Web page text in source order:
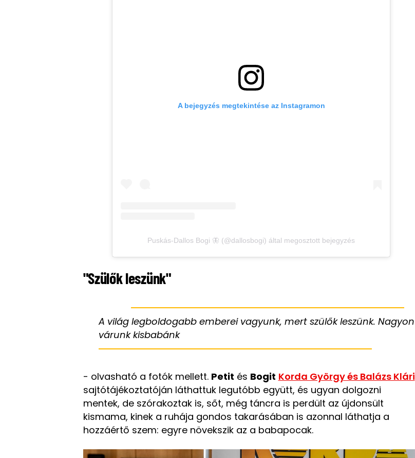
A bejegyzés megtekintése az Instagramon
Puskás-Dallos Bogi 🦋 (@dallosbogi) által megosztott bejegyzés
"Szülők leszünk"
A világ legboldogabb emberei vagyunk, mert szülők leszünk. Nagyon
várunk kisbabánk
- olvasható a fotók mellett. Petit és Bogit Korda György és Balázs Klári
sajtótájékoztatóján láthattuk legutóbb együtt, és ugyan dolgozni
mentek, de szórakoztak is, sőt, még táncra is perdült az újdonsült
kismama, kinek a ruhája gondos takarásában is azonnal láthatja a
hozzáértő szem: egyre növekszik az a babapocak.